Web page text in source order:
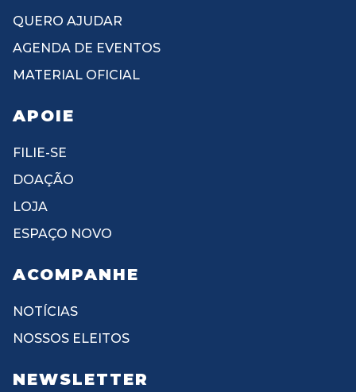
QUERO AJUDAR
AGENDA DE EVENTOS
MATERIAL OFICIAL
APOIE
FILIE-SE
DOAÇÃO
LOJA
ESPAÇO NOVO
ACOMPANHE
NOTÍCIAS
NOSSOS ELEITOS
NEWSLETTER